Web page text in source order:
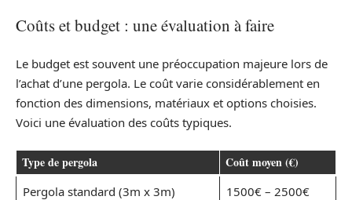
Coûts et budget : une évaluation à faire
Le budget est souvent une préoccupation majeure lors de
l’achat d’une pergola. Le coût varie considérablement en
fonction des dimensions, matériaux et options choisies.
Voici une évaluation des coûts typiques.
Type de pergola Coût moyen (€)
Pergola standard (3m x 3m)
1500€ – 2500€